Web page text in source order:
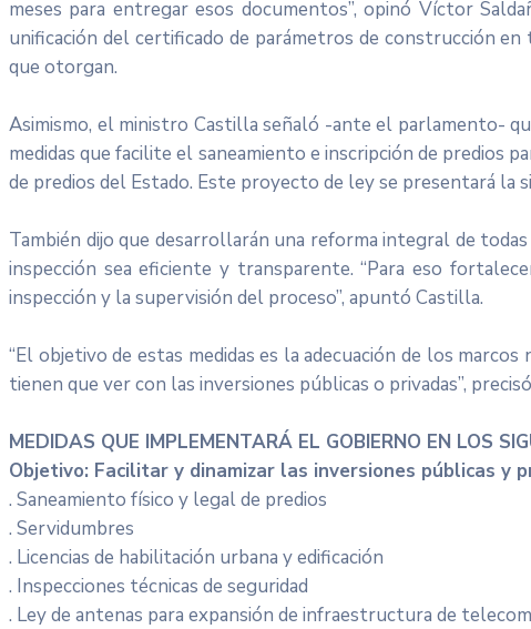
meses para entregar esos documentos”, opinó Víctor
unificación del certificado de parámetros de construcción
que otorgan.
Asimismo, el ministro Castilla señaló -ante el parlamento-
medidas que facilite el saneamiento e inscripción de predios
de predios del Estado. Este proyecto de ley se presentará la
También dijo que desarrollarán una reforma integral de
inspección sea eficiente y transparente. “Para eso
inspección y la supervisión del proceso”, apuntó Castilla.
“El objetivo de estas medidas es la adecuación de los
tienen que ver con las inversiones públicas o privadas”,
MEDIDAS QUE IMPLEMENTARÁ EL GOBIERNO EN LOS
Objetivo: Facilitar y dinamizar las inversiones públicas y
. Saneamiento físico y legal de predios
. Servidumbres
. Licencias de habilitación urbana y edificación
. Inspecciones técnicas de seguridad
. Ley de antenas para expansión de infraestructura de